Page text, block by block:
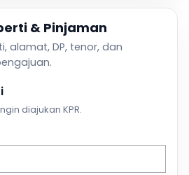
& Pinjaman
alamat, DP, tenor, dan
diajukan KPR.